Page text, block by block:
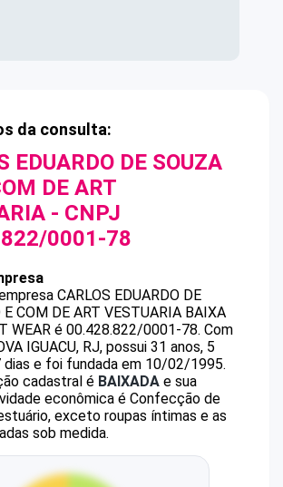
da consulta:
EDUARDO DE SOUZA
DE ART
- CNPJ
0001-78
CARLOS EDUARDO DE
COM DE ART VESTUARIA BAIXA
WEAR é 00.428.822/0001-78. Com
IGUACU, RJ, possui 31 anos, 5
dias e foi fundada em 10/02/1995.
cadastral é BAIXADA e sua
econômica é Confecção de
exceto roupas íntimas e as
sob medida.